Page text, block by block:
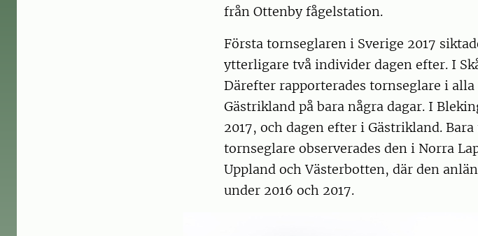
från Ottenby fågelstation.
Första tornseglaren i Sverige 2017
ytterligare två individer dagen efter. I
Därefter rapporterades tornseglare i
Gästrikland på bara några dagar. I
2017, och dagen efter i Gästrikland.
tornseglare observerades den i Norra
Uppland och Västerbotten, där den
under 2016 och 2017.